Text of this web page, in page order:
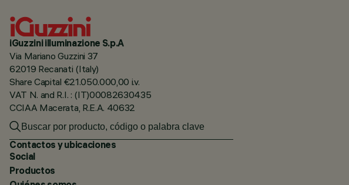
iGuzzini illuminazione S.p.A
Via Mariano Guzzini 37
62019 Recanati (Italy)
Share Capital €21.050.000,00 i.v.
VAT N. and R.I. : (IT)00082630435
CCIAA Macerata, R.E.A. 40632
Contactos y ubicaciones
Social
Productos